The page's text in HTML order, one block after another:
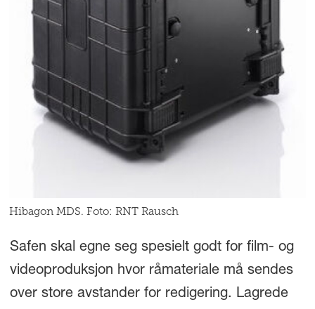
Hibagon MDS. Foto: RNT Rausch
Safen skal egne seg spesielt godt for film- og
videoproduksjon hvor råmateriale må sendes
over store avstander for redigering. Lagrede